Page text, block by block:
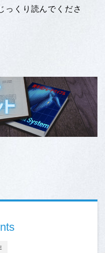
っくり読んでくださ